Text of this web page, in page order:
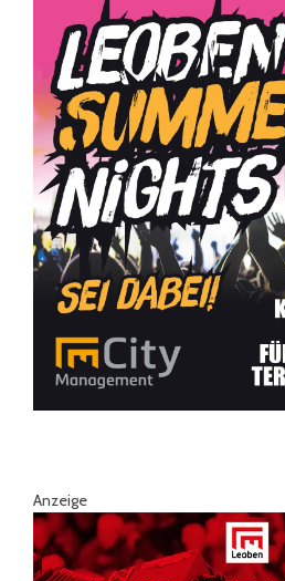
Anzeige